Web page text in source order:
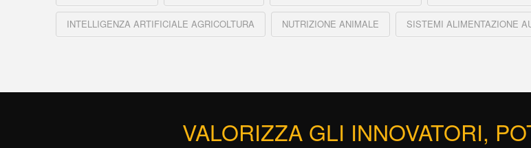
INTELLIGENZA ARTIFICIALE AGRICOLTURA NUTRIZIONE ANIMALE SISTEMI ALIMENTAZIONE
VALORIZZA GLI INNOVATORI,